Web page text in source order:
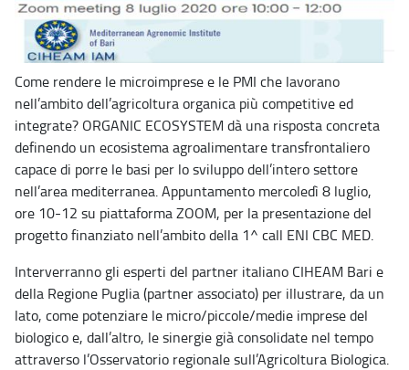
Come rendere le microimprese e le PMI che lavorano
nell’ambito dell’agricoltura organica più competitive ed
integrate? ORGANIC ECOSYSTEM dà una risposta concreta
definendo un ecosistema agroalimentare transfrontaliero
capace di porre le basi per lo sviluppo dell’intero settore
nell’area mediterranea. Appuntamento mercoledì 8 luglio,
ore 10-12 su piattaforma ZOOM, per la presentazione del
progetto finanziato nell’ambito della 1^ call ENI CBC MED.
Interverranno gli esperti del partner italiano CIHEAM Bari e
della Regione Puglia (partner associato) per illustrare, da un
lato, come potenziare le micro/piccole/medie imprese del
biologico e, dall’altro, le sinergie già consolidate nel tempo
attraverso l’Osservatorio regionale sull’Agricoltura Biologica.